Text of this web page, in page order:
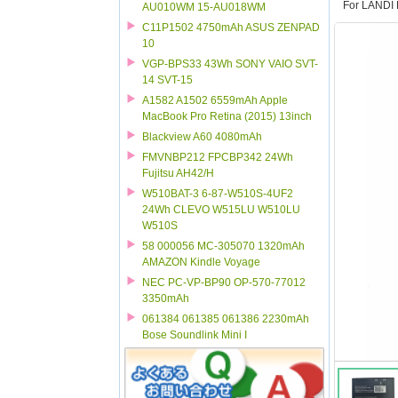
AU010WM 15-AU018WM
C11P1502 4750mAh ASUS ZENPAD
10
VGP-BPS33 43Wh SONY VAIO SVT-
14 SVT-15
A1582 A1502 6559mAh Apple
MacBook Pro Retina (2015) 13inch
Blackview A60 4080mAh
FMVNBP212 FPCBP342 24Wh
Fujitsu AH42/H
W510BAT-3 6-87-W510S-4UF2
24Wh CLEVO W515LU W510LU
W510S
58 000056 MC-305070 1320mAh
AMAZON Kindle Voyage
NEC PC-VP-BP90 OP-570-77012
3350mAh
061384 061385 061386 2230mAh
Bose Soundlink Mini I
For LANDI